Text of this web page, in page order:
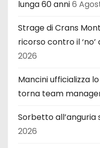
lunga 60 anni6
Strage di Crans
ricorso contro il
2026
Mancini ufficializza
torna team
Sorbetto all’anguria
2026